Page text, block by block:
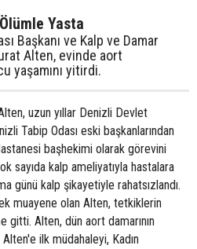
Yasta
Başkanı ve Kalp ve Damar
Alten, evinde aort
yaşamını yitirdi.
uzun yıllar Denizli Devlet
Tabip Odası eski başkanlarından
başhekimi olarak görevini
sayıda kalp ameliyatıyla hastalara
günü kalp şikayetiyle rahatsızlandı.
muayene olan Alten, tetkiklerin
gitti. Alten, dün aort damarının
ilk müdahaleyi, Kadın